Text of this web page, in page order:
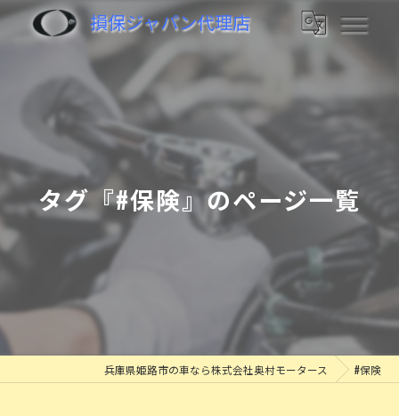
損保ジャパン代理店
タグ『#保険』のページ一覧
兵庫県姫路市の車なら株式会社奥村モータース #保険